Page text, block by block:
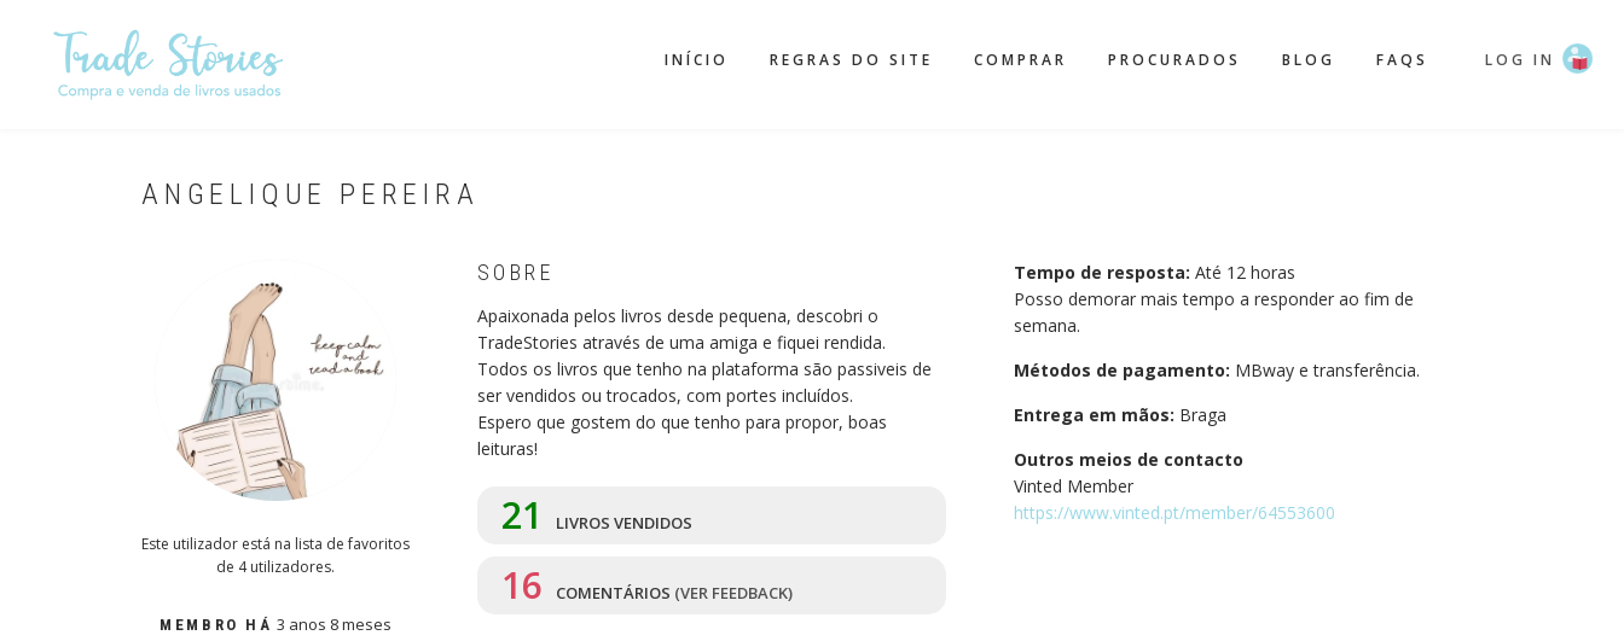
conteúdo
INÍCIO REGRAS DO SITE COMPRAR PROCURADOS BLOG FAQS LOG IN
ANGELIQUE PEREIRA
Este utilizador está na lista de favoritos
de 4 utilizadores.
MEMBRO HÁ 3 anos 8 meses
SOBRE
Apaixonada pelos livros desde pequena, descobri o
TradeStories através de uma amiga e fiquei rendida.
Todos os livros que tenho na plataforma são passiveis de
ser vendidos ou trocados, com portes incluídos.
Espero que gostem do que tenho para propor, boas
leituras!
21 LIVROS VENDIDOS
16 COMENTÁRIOS (VER FEEDBACK)
Tempo de resposta: Até 12 horas
Posso demorar mais tempo a responder ao fim de
semana.
Métodos de pagamento: MBway e transferência.
Entrega em mãos: Braga
Outros meios de contacto
Vinted Member
https://www.vinted.pt/member/64553600